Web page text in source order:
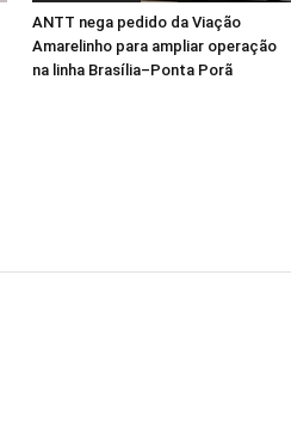
ANTT nega pedido da Viação
Amarelinho para ampliar operação
na linha Brasília–Ponta Porã